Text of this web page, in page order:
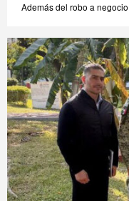
Además del robo a